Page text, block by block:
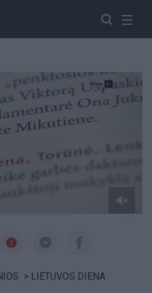
> LIETUVOS DIENA